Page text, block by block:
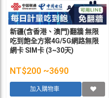
新疆(含香港、澳門)翻牆 無限
吃到飽全方案4G/5G網路無限
網卡 SIM卡 (3~30天)
NT$200 ~3690
加入購物車